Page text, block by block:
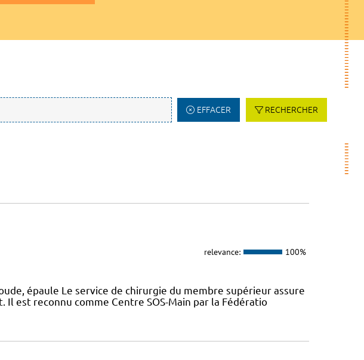
EFFACER RECHERCHER
relevance: 100%
épaule Le service de chirurgie du membre supérieur assure
Il est reconnu comme Centre SOS-Main par la Fédératio